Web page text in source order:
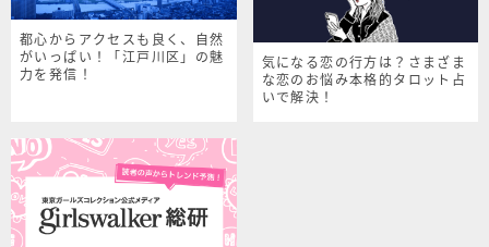
都心からアクセスも良く、自然
がいっぱい！「江戸川区」の魅
力を発信！
気になる恋の行方は？さまざま
な恋のお悩み本格的タロット占
いで解決！